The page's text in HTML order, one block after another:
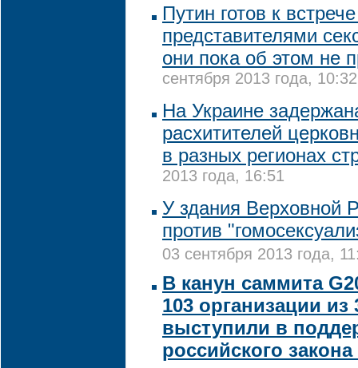
Путин готов к
представителями
они пока об этом не
сентября 2013 года, 10:32
На Украине
расхитителей
в разных регионах
2013 года, 16:51
У здания Верховной
против
03 сентября 2013 года,
В канун саммита
103 организации из
выступили в
российского